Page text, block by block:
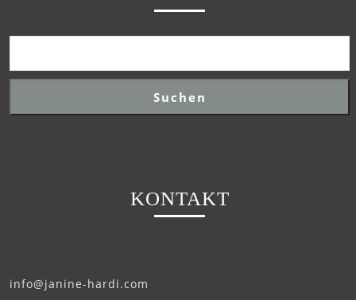
Suchen
KONTAKT
info@janine-hardi.com